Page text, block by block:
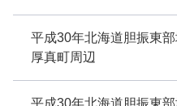
平成30年北海道胆振東
厚真町周辺